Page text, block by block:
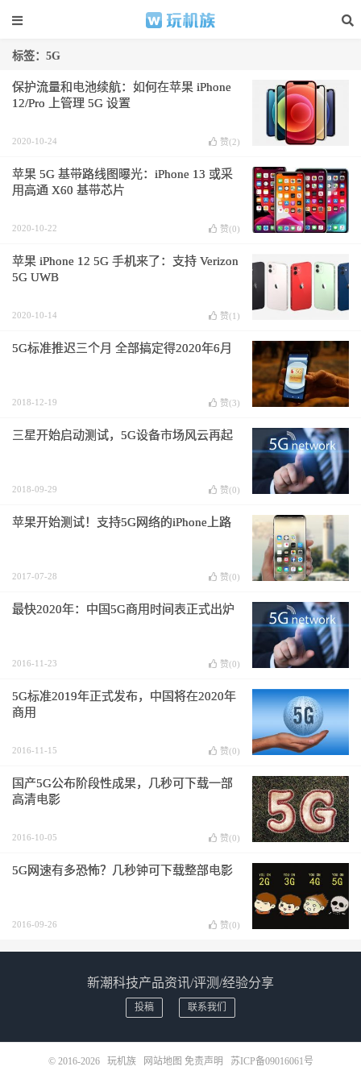
标签：5G
保护流量和电池续航：如何在苹果 iPhone
12/Pro 上管理 5G 设置
2020-10-24 赞(2)
苹果 5G 基带路线图曝光：iPhone 13 或采
用高通 X60 基带芯片
2020-10-22 赞(0)
苹果 iPhone 12 5G 手机来了：支持 Verizon
5G UWB
2020-10-14 赞(1 )
5G标准推迟三个月 全部搞定得2020年6月
2018-12-19 赞(3)
三星开始启动测试，5G设备市场风云再起
2018-09-29 赞(0)
苹果开始测试！支持5G网络的iPhone上路
2017-07-28 赞(0)
最快2020年：中国5G商用时间表正式出炉
2016-11-23 赞(0)
5G标准2019年正式发布，中国将在2020年
商用
2016-11-15 赞(0)
国产5G公布阶段性成果，几秒可下载一部
高清电影
2016-10-05 赞(0)
5G网速有多恐怖？几秒钟可下载整部电影
2016-09-26 赞(0)
新潮科技产品资讯/评测/经验分享
投稿 联系我们
© 2016-2026 玩机族 网站地图 免责声明 苏ICP备09016061号